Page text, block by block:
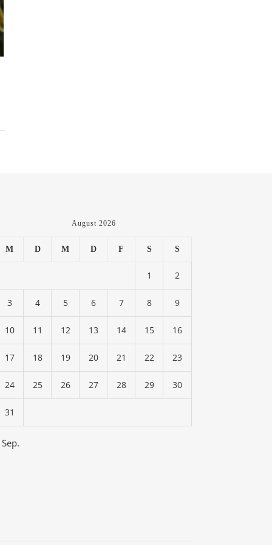
August 2026
M D M D F S S
1 2
3 4 5 6 7 8 9
10 11 12 13 14 15 16
17 18 19 20 21 22 23
24 25 26 27 28 29 30
31